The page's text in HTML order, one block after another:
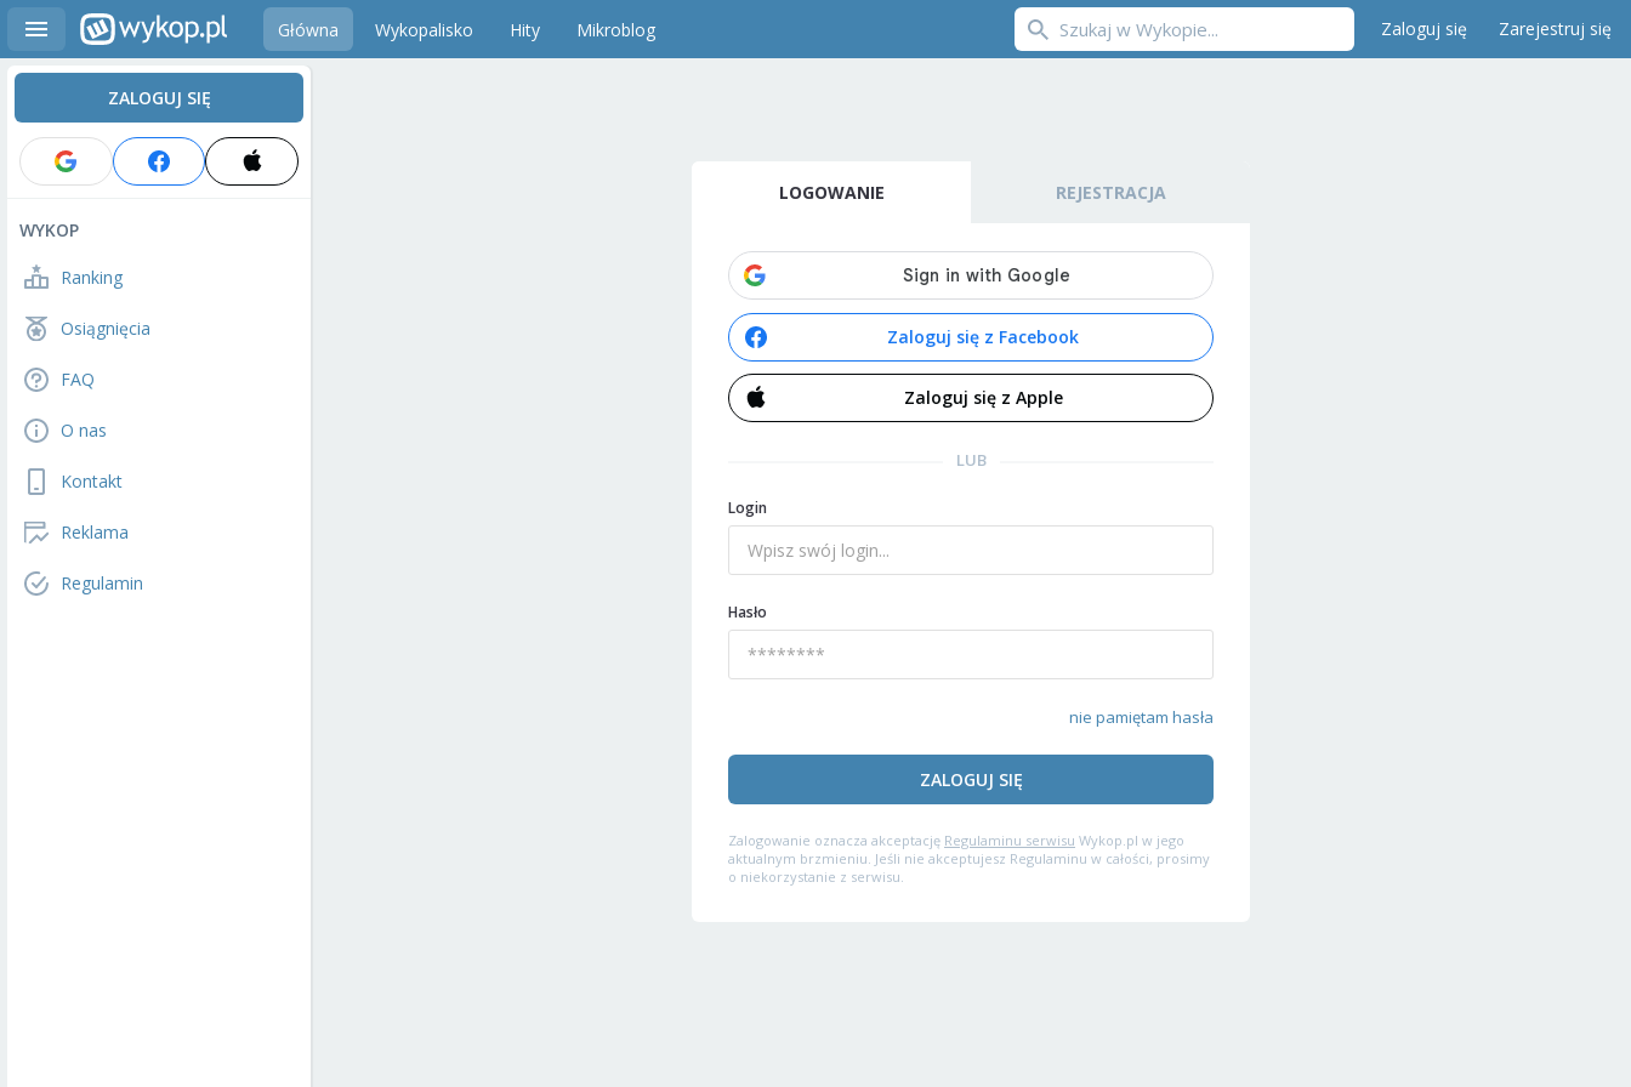
Główna Wykopalisko Hity Mikroblog Zaloguj się Zarejestruj się
ZALOGUJ SIĘ
WYKOP
Ranking
Osiągnięcia
FAQ
O nas
Kontakt
Reklama
Regulamin
LOGOWANIE REJESTRACJA
Zaloguj się z Facebook
Zaloguj się z Apple
LUB
Login
Hasło
nie pamiętam hasła
ZALOGUJ SIĘ
Zalogowanie oznacza akceptację Regulaminu serwisu Wykop.pl w jego
aktualnym brzmieniu. Jeśli nie akceptujesz Regulaminu w całości, prosimy
o niekorzystanie z serwisu.